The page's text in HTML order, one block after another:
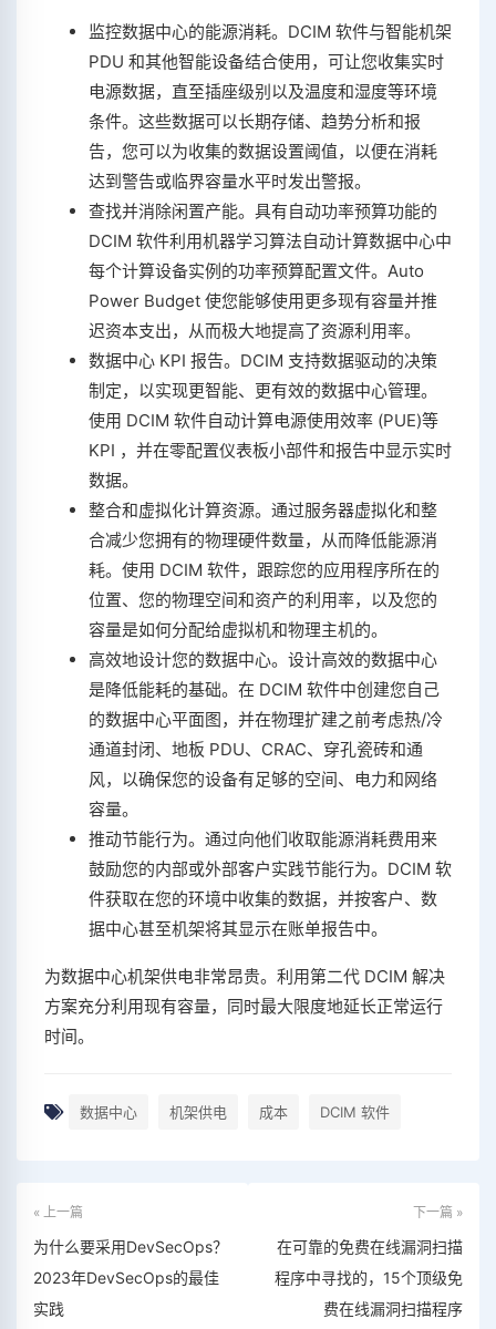
监控数据中心的能源消耗。DCIM 软件与智能机架
PDU 和其他智能设备结合使用，可让您收集实时
电源数据，直至插座级别以及温度和湿度等环境
条件。这些数据可以长期存储、趋势分析和报
告，您可以为收集的数据设置阈值，以便在消耗
达到警告或临界容量水平时发出警报。
查找并消除闲置产能。具有自动功率预算功能的
DCIM 软件利用机器学习算法自动计算数据中心中
每个计算设备实例的功率预算配置文件。Auto
Power Budget 使您能够使用更多现有容量并推
迟资本支出，从而极大地提高了资源利用率。
数据中心 KPI 报告。DCIM 支持数据驱动的决策
制定，以实现更智能、更有效的数据中心管理。
使用 DCIM 软件自动计算电源使用效率 (PUE)等
KPI ，并在零配置仪表板小部件和报告中显示实时
数据。
整合和虚拟化计算资源。通过服务器虚拟化和整
合减少您拥有的物理硬件数量，从而降低能源消
耗。使用 DCIM 软件，跟踪您的应用程序所在的
位置、您的物理空间和资产的利用率，以及您的
容量是如何分配给虚拟机和物理主机的。
高效地设计您的数据中心。设计高效的数据中心
是降低能耗的基础。在 DCIM 软件中创建您自己
的数据中心平面图，并在物理扩建之前考虑热/冷
通道封闭、地板 PDU、CRAC、穿孔瓷砖和通
风，以确保您的设备有足够的空间、电力和网络
容量。
推动节能行为。通过向他们收取能源消耗费用来
鼓励您的内部或外部客户实践节能行为。DCIM 软
件获取在您的环境中收集的数据，并按客户、数
据中心甚至机架将其显示在账单报告中。
为数据中心机架供电非常昂贵。利用第二代 DCIM 解决
方案充分利用现有容量，同时最大限度地延长正常运行
时间。
数据中心 机架供电 成本 DCIM 软件
« 上一篇
为什么要采用DevSecOps？
2023年DevSecOps的最佳
实践
下一篇 »
在可靠的免费在线漏洞扫描
程序中寻找的，15个顶级免
费在线漏洞扫描程序